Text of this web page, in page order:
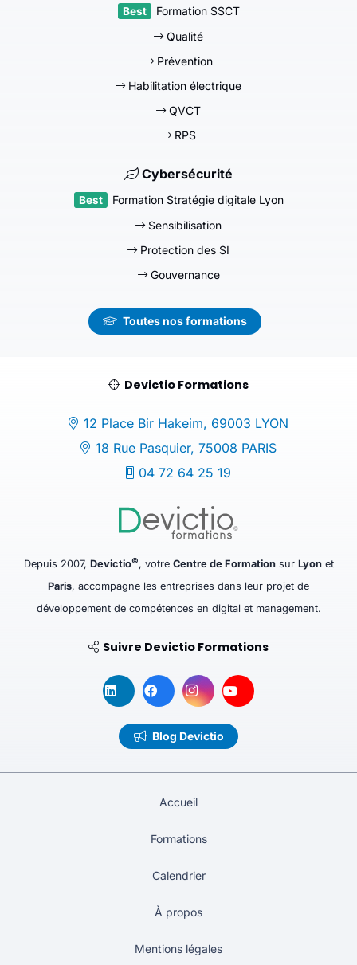
Formation SSCT
Qualité
Prévention
Habilitation électrique
QVCT
RPS
Cybersécurité
Formation Stratégie digitale Lyon
Sensibilisation
Protection des SI
Gouvernance
Toutes nos formations
Devictio Formations
12 Place Bir Hakeim, 69003 LYON
18 Rue Pasquier, 75008 PARIS
04 72 64 25 19
Depuis 2007, Devictio©, votre Centre de Formationsur Lyonet
Paris, accompagne les entreprises dans leur projet de
développement de compétences en digital et management.
Suivre Devictio Formations
Blog Devictio
Accueil
Formations
Calendrier
À propos
Mentions légales